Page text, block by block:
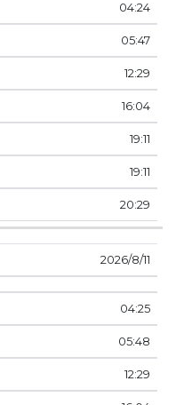
04:24
05:47
12:29
16:04
19:11
19:11
20:29
11‏‏/8‏‏/2026
04:25
05:48
12:29